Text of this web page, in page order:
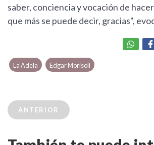
saber, conciencia y vocación de
que más se puede decir, gracias",
La Adela Edgar Morisoli
ANTERIOR